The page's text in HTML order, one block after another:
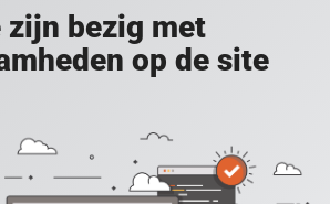
zijn bezig met
op de site